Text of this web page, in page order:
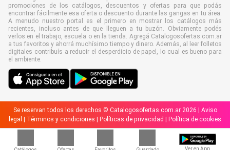
Ver en App
promociones de los catálogos, descuentos y ofertas para que podás
encontrar fácilmente esa oferta o descuento durante las gangas en tu área.
A menudo nuestro portal es el primero en mostrar los catálogos más
recientes, incluso antes de que lleguen a tu buzón. Obviamente podés
verlos en el trabajo, escuela o en la tienda. Agregá Catalogosofertas.com.ar
a tus favoritos y ahorrá muchísimo tiempo y dinero. Además, al leer folletos
digitales contribuís a reducir el desperdicio de papel, lo cual es bueno para
el ambiente.
Se reservan todos los derechos © Catalogosofertas.com.ar 2026 | Aviso
legal | Términos y condiciones | Políticas de privacidad | Política de cookies